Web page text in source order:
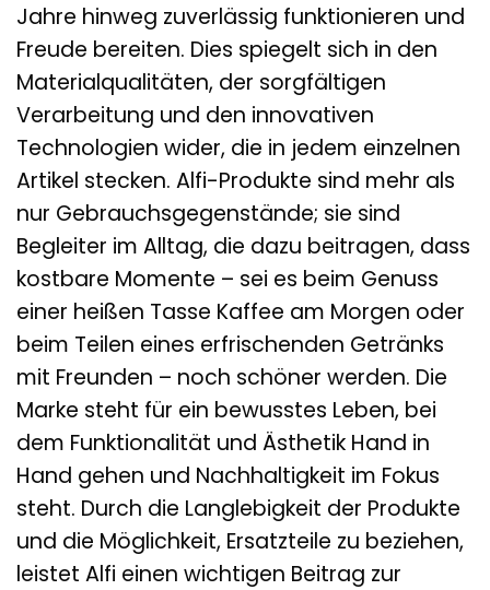
Jahre hinweg zuverlässig funktionieren und
Freude bereiten. Dies spiegelt sich in den
Materialqualitäten, der sorgfältigen
Verarbeitung und den innovativen
Technologien wider, die in jedem einzelnen
Artikel stecken. Alfi-Produkte sind mehr als
nur Gebrauchsgegenstände; sie sind
Begleiter im Alltag, die dazu beitragen, dass
kostbare Momente – sei es beim Genuss
einer heißen Tasse Kaffee am Morgen oder
beim Teilen eines erfrischenden Getränks
mit Freunden – noch schöner werden. Die
Marke steht für ein bewusstes Leben, bei
dem Funktionalität und Ästhetik Hand in
Hand gehen und Nachhaltigkeit im Fokus
steht. Durch die Langlebigkeit der Produkte
und die Möglichkeit, Ersatzteile zu beziehen,
leistet Alfi einen wichtigen Beitrag zur